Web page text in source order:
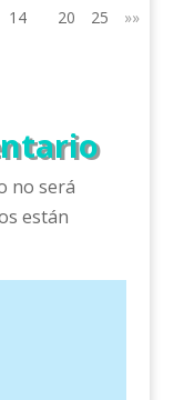
14 20 25 »»
no será
están